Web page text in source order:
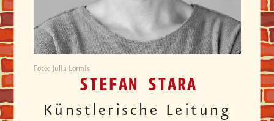
Foto: Julia Lormis
STEFAN STARA
Künstlerische Leitung